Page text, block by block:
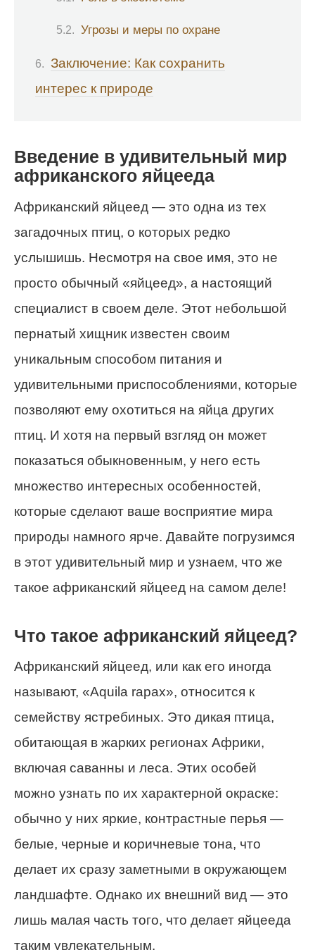
Угрозы и меры по охране
Заключение: Как сохранить
интерес к природе
Введение в удивительный мир
африканского яйцееда
Африканский яйцеед — это одна из тех
загадочных птиц, о которых редко
услышишь. Несмотря на свое имя, это не
просто обычный «яйцеед», а настоящий
специалист в своем деле. Этот небольшой
пернатый хищник известен своим
уникальным способом питания и
удивительными приспособлениями, которые
позволяют ему охотиться на яйца других
птиц. И хотя на первый взгляд он может
показаться обыкновенным, у него есть
множество интересных особенностей,
которые сделают ваше восприятие мира
природы намного ярче. Давайте погрузимся
в этот удивительный мир и узнаем, что же
такое африканский яйцеед на самом деле!
Что такое африканский яйцеед?
Африканский яйцеед, или как его иногда
называют, «Aquila rapax», относится к
семейству ястребиных. Это дикая птица,
обитающая в жарких регионах Африки,
включая саванны и леса. Этих особей
можно узнать по их характерной окраске:
обычно у них яркие, контрастные перья —
белые, черные и коричневые тона, что
делает их сразу заметными в окружающем
ландшафте. Однако их внешний вид — это
лишь малая часть того, что делает яйцееда
таким увлекательным.